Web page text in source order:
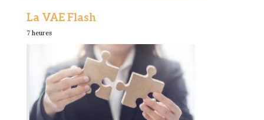
La VAE Flash
7 heures